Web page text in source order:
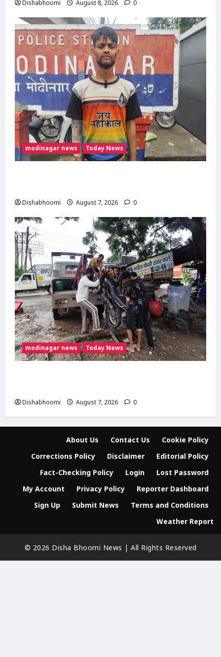
Dishabhoomi August 8, 2026 0
modinagar news Today News
Dishabhoomi August 7, 2026 0
modinagar news Today News
Dishabhoomi August 7, 2026 0
About Us Contact Us
Cookie Policy
Corrections Policy
Disclaimer
Editorial Policy
Fact-Checking Policy
Login
Lost Password
My Account
Privacy Policy
Reporter Dashboard
Sign Up
Submit News
Terms and Conditions
Weather Report